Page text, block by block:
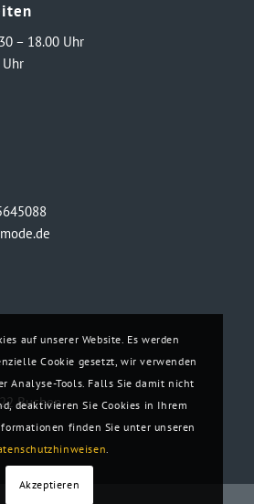
– 18.00 Uhr
Buchen
auf unserer Website. Es werden
Cookie gesetzt, wir verwenden
Analyse-Tools. Falls Sie damit nicht
deaktivieren Sie Cookies in Ihrem
finden Sie unter unseren
.
Akzeptieren